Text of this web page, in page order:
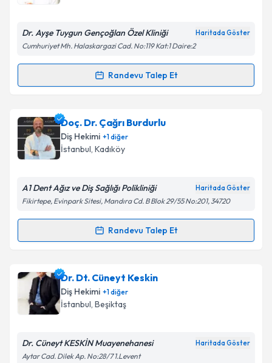
Kişisel verilerimin işlenmesine ilişkin
Metni'ni okudum ve kişisel verilerimin belirtilen
Takvim Talebini Gönder
Dr. Ayşe Tuygun Gençoğlan Özel Kliniği Haritada Göster
Cumhuriyet Mh. Halaskargazi Cad. No:119 Kat:1 Daire:2
Randevu Talep Et
Randevu Takvimi Talebi
Dr. Ayşe Tuygun Gençoğlaniçin randevu takvimi
talebi oluşturun. Size bu uzmandan randevu almanız
için bir takvim hazırlandığında e-posta ile
bilgilendireceğiz.
Kişisel verilerimin işlenmesine ilişkinAydınlatma
kapsamda işlenmesini kabul ediyorum.
Takvim Talebini Gönder
Doç. Dr. Çağrı Burdurlu
Diş Hekimi +1diğer
İstanbul, Kadıköy
A1 Dent Ağız ve Diş Sağlığı Polikliniği Haritada Göster
Fikirtepe, Evinpark Sitesi, Mandıra Cd. B Blok 29/55 No:201, 34720
Randevu Talep Et
Randevu Takvimi Talebi
Doç. Dr. Çağrı Burdurluiçin randevu takvimi talebi
oluşturun. Size bu uzmandan randevu almanız için bir
takvim hazırlandığında e-posta ile bilgilendireceğiz.
Dr. Dt. Cüneyt Keskin
Diş Hekimi +1diğer
İstanbul, Beşiktaş
Dr. Cüneyt KESKİN Muayenehanesi Haritada Göster
Aytar Cad. Dilek Ap. No:28/7 1.Levent